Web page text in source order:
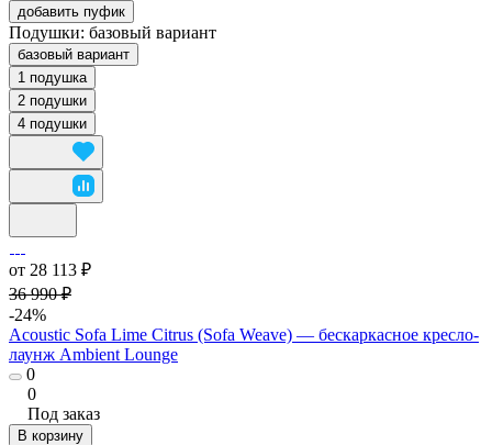
добавить пуфик
Подушки: базовый вариант
базовый вариант
1 подушка
2 подушки
4 подушки
от 28 113 ₽
36 990 ₽
-24%
Acoustic Sofa Lime Citrus (Sofa Weave) — бескаркасное кресло-
лаунж Ambient Lounge
0
0
Под заказ
В корзину